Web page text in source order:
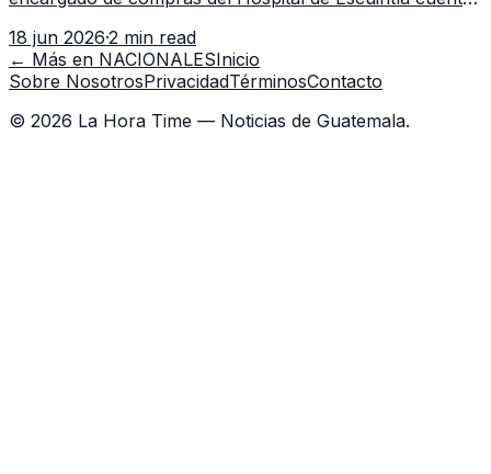
capacitación en la capital.
18 jun 2026·2 min read
← Más en NACIONALESInicio
Sobre NosotrosPrivacidadTérminosContacto
© 2026 La Hora Time — Noticias de Guatemala.